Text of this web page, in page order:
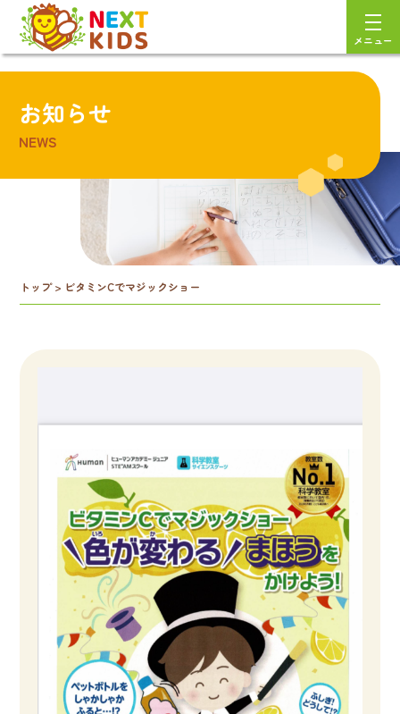
メニュー
お知らせ
NEWS
トップ> ビタミンCでマジックショー